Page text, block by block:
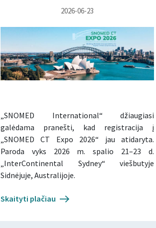
2026-06-23
„SNOMED International“ džiaugiasi
galėdama pranešti, kad registracija į
„SNOMED CT Expo 2026“ jau atidaryta.
Paroda vyks 2026 m. spalio 21–23 d.
„InterContinental Sydney“ viešbutyje
Sidnėjuje, Australijoje.
Skaityti plačiau